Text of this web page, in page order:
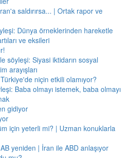
saldırırsa... | Ortak rapor ve
Dünya örneklerinden hareketle
ve eksileri
söyleşi: Siyasi iktidarın sosyal
arayışları
niçin etkili olamıyor?
Baba olmayı istemek, baba olmayı
gidiyor
için yeterli mi? | Uzman konuklarla
yeniden | İran ile ABD anlaşıyor